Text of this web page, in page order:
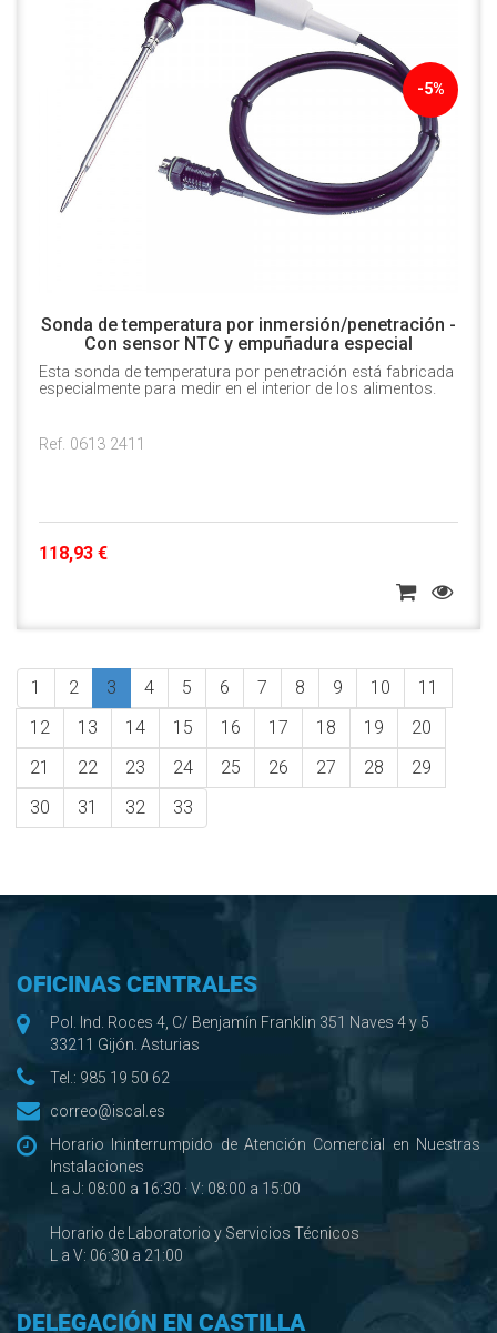
-5%
Sonda de temperatura por inmersión/penetración -
Con sensor NTC y empuñadura especial
Esta sonda de temperatura por penetración está fabricada
especialmente para medir en el interior de los alimentos.
Ref. 0613 2411
118,93 €
1 2 3 4 5 6 7 8 9 10
11
12
13 14 15 16 17 18 19
20
21
22 23 24 25 26 27 28
29
30
31 32 33
OFICINAS CENTRALES
Pol. Ind. Roces 4, C/ Benjamín Franklin 351 Naves 4 y 5
33211 Gijón. Asturias
Tel.: 985 19 50 62
correo@iscal.es
Horario Ininterrumpido de Atención Comercial en Nuestras
Instalaciones
L a J: 08:00 a 16:30 · V: 08:00 a 15:00
Horario de Laboratorio y Servicios Técnicos
L a V: 06:30 a 21:00
DELEGACIÓN EN CASTILLA